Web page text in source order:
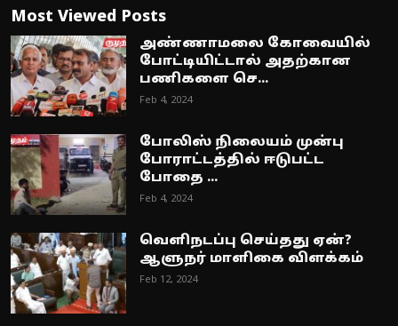
Most Viewed Posts
அண்ணாமலை கோவையில்
போட்டியிட்டால் அதற்கான
பணிகளை செ...
Feb 4, 2024
போலிஸ் நிலையம் முன்பு
போராட்டத்தில் ஈடுபட்ட
போதை ...
Feb 4, 2024
வெளிநடப்பு செய்தது ஏன்?
ஆளுநர் மாளிகை விளக்கம்
Feb 12, 2024